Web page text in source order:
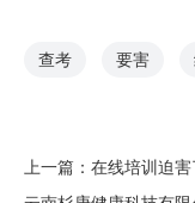
查考 要害
上一篇： 在线培训迫害